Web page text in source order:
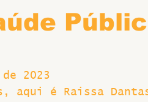
Você Sabia Divulgações
de 2023
aqui é Raissa